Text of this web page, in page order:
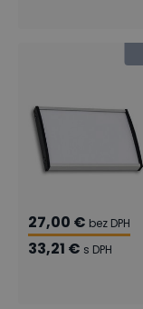
27,00 € bez DPH
33,21 € s DPH